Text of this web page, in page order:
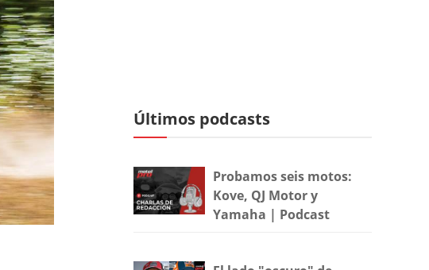
Últimos podcasts
Probamos seis motos:
Kove, QJ Motor y
Yamaha | Podcast